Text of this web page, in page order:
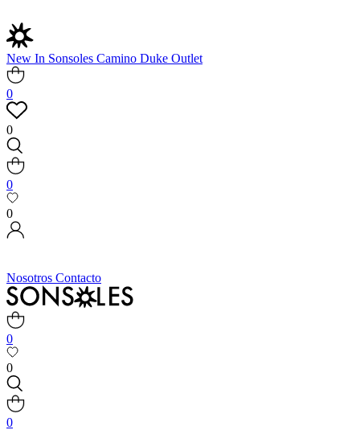
New In Sonsoles Camino Duke Outlet
0
0
0
0
Nosotros Contacto
0
0
0